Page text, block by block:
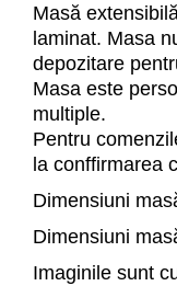
Corpuri de iluminat
Home Office
Designers' Choice
Masă
laminat. Masa
depozitare
Masa este
multiple.
Pentru
la conffirmarea
Dimensiuni
Dimensiuni
Imaginile sunt